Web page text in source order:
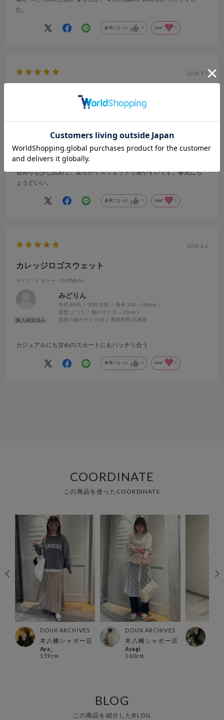
た。
参考になった 0 Like! 0
2026.3.7
カラー：OATMEAL
クママ
性別:女性 161～165cm
靴のサイズ:24cm 普段の服のサイズ:L
都道府県:神奈川県
首周りも少し広めで、柔らかくスウェットで着やすいです。春先にち
ょうどいい。
参考になった 0 Like! 0
2026.3.4
カレッジロゴスウェット
サイズ：F カラー：OATMEAL
みどりん
年代:60代 性別:女性 身長:156～160cm
体型: ふつう 靴のサイズ: ～23cm
普段の服のサイズ:M 都道府県: 兵庫県
カジュアルにも甘めのスカートにもバッチリ合う
参考になった 0 Like! 0
COORDINATE
この商品を使ったCOORDINATE
DOUX ARCHIVES
本八幡シャポー店
Aya_
159cm
DOUX ARCHIVES
本八幡シャポー店
Ayagi
160cm
BLOG
この商品を紹介したBLOG